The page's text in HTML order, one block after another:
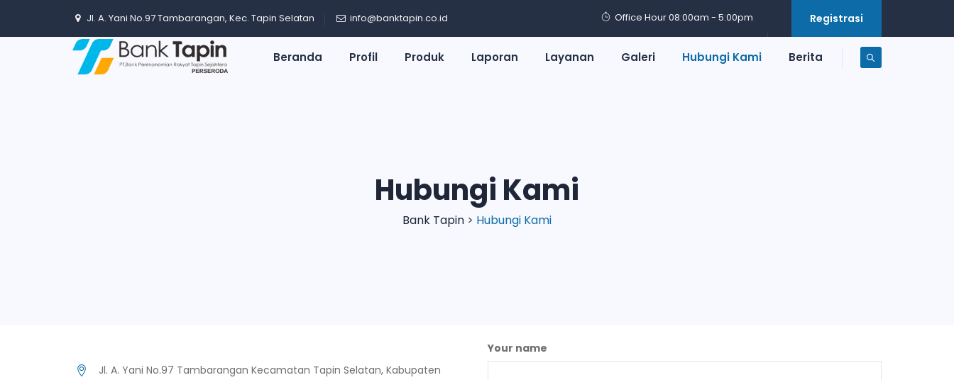
Jl. A. Yani No.97 Tambarangan, Kec. Tapin Selatan info@banktapin.co.id Office Hour 08:00am - 5:00pm Registrasi
Beranda Profil Produk Laporan Layanan Galeri Hubungi Kami Berita
Hubungi Kami
Bank Tapin > Hubungi Kami
Jl. A. Yani No.97 Tambarangan Kecamatan Tapin Selatan, Kabupaten
Your name